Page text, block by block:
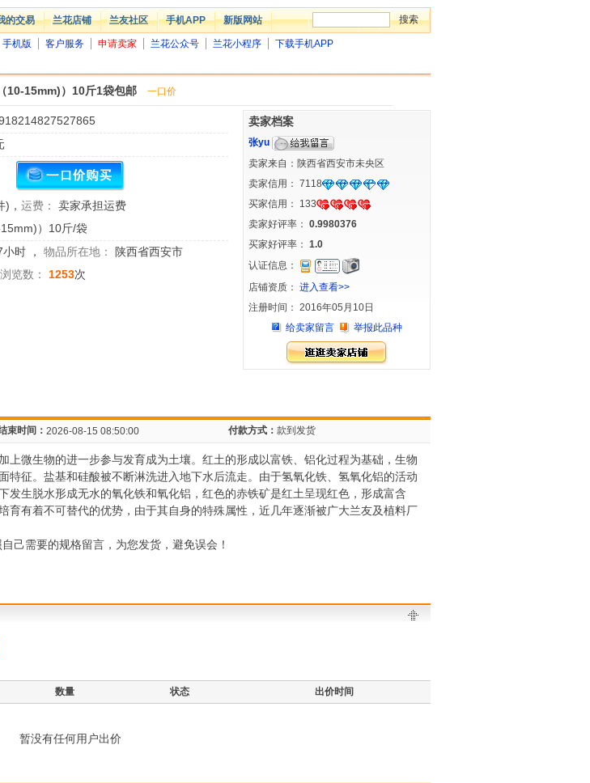
的交易 兰花店铺 兰友社区 手机APP 新版网站
手机版 客户服务 申请卖家 兰花公众号 兰花小程序
下载手机APP
10-15mm)）10斤1袋包邮 一口价
) ， 运费：
卖家承担运费
15mm)）10斤/袋
小时 ， 物品所在地：
陕西省西安市
浏览数： 1253次
卖家档案
张yu
卖家来自：陕西省西安市未央区
卖家信用： 7118
买家信用： 133
卖家好评率： 0.9980376
买家好评率： 1.0
认证信息：
店铺资质： 进入查看>>
注册时间： 2016年05月10日
给卖家留言
举报此品种
束时间： 2026-08-15 08:50:00 付款方式： 款到发货
微生物的进一步参与发育成为土壤。红土的形成以富铁、铝化过程为基础，生物
征。盐基和硅酸被不断淋洗进入地下水后流走。由于氢氧化铁、氢氧化铝的活动
生脱水形成无水的氧化铁和氧化铝，红色的赤铁矿是红土呈现红色，形成富含
有着不可替代的优势，由于其自身的特殊属性，近几年逐渐被广大兰友及植料厂
己需要的规格留言，为您发货，避免误会！
数量 状态 出价时间
暂没有任何用户出价